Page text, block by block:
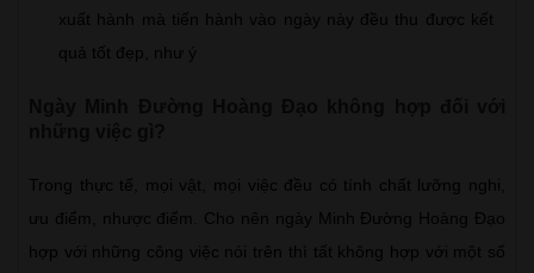
xuất hành mà tiến hành vào ngày này đều thu được kết
quả tốt đẹp, như ý
Trong thực tế, mọi vật, mọi việc đều có tính chất lưỡng nghi,
ưu điểm, nhược điểm. Cho nên ngày Minh Đường Hoàng Đạo
hợp với những công việc nói trên thì tất không hợp với một số